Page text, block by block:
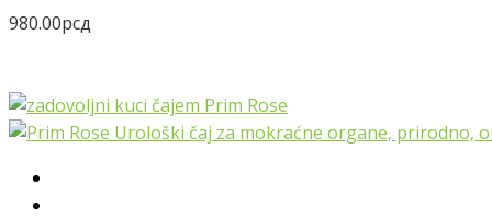
980.00рсд